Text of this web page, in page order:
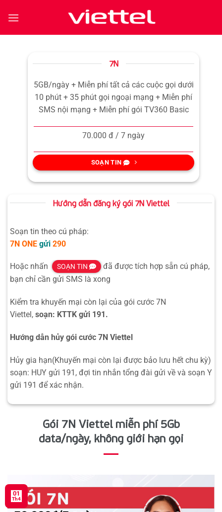
qua
7N
5GB/ngày + Miễn phí tất cả các cuộc gọi dưới
10 phút + 35 phút gọi ngoại mạng + Miễn phí
SMS nội mạng + Miễn phí gói TV360 Basic
70.000 đ / 7 ngày
SOẠN TIN
Hướng dẫn đăng ký gói 7N Viettel
Soạn tin theo cú pháp:
7N ONE gửi 290
Hoặc nhấn SOẠN TIN
đã được tích hợp sẵn cú pháp,
bạn chỉ cần gửi SMS là xong
Kiểm tra khuyến mại còn lại của gói cước 7N
Viettel, soạn: KTTK gửi 191.
Hướng dẫn hủy gói cước 7N Viettel
Hủy gia hạn(Khuyến mại còn lại được bảo lưu hết chu kỳ)
soạn: HUY gửi 191, đợi tin nhắn tổng đài gửi về và soạn Y
gửi 191 để xác nhận.
Gói 7N Viettel miễn phí 5Gb
data/ngày, không giới hạn gọi
01
Th4